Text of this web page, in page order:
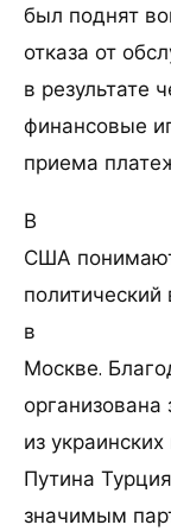
был поднят
отказа от
в результате
финансовые
приема
В
США
политический
в
Москве.
организована
из
Путина
значимым